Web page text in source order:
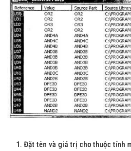
Đặt tên và giá trị cho thuộc tính